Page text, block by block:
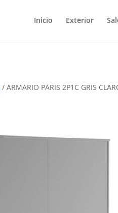
Inicio Exterior
/ ARMARIO PARIS 2P1C GRIS